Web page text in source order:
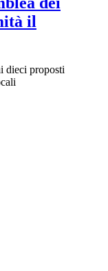
il
dieci proposti